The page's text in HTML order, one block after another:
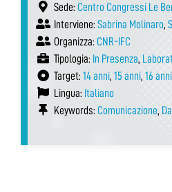
Sede: Centro Congressi Le
Interviene: Sabrina Molinaro,
Organizza: CNR-IFC
Tipologia: In Presenza,
Target: 14 anni, 15 anni, 16 anni
Lingua: Italiano
Keywords: Comunicazione,